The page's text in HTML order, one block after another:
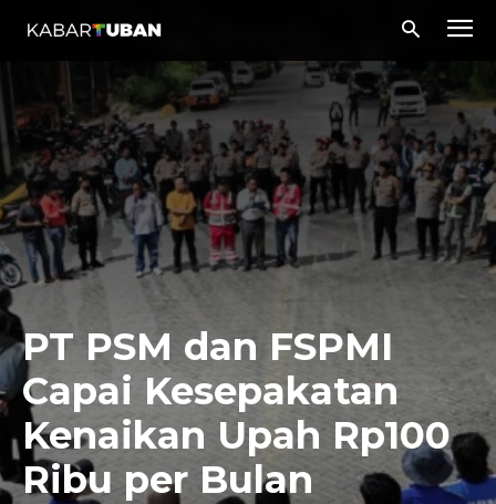
PT PSM dan FSPMI
Capai Kesepakatan
Kenaikan Upah Rp100
Ribu per Bulan